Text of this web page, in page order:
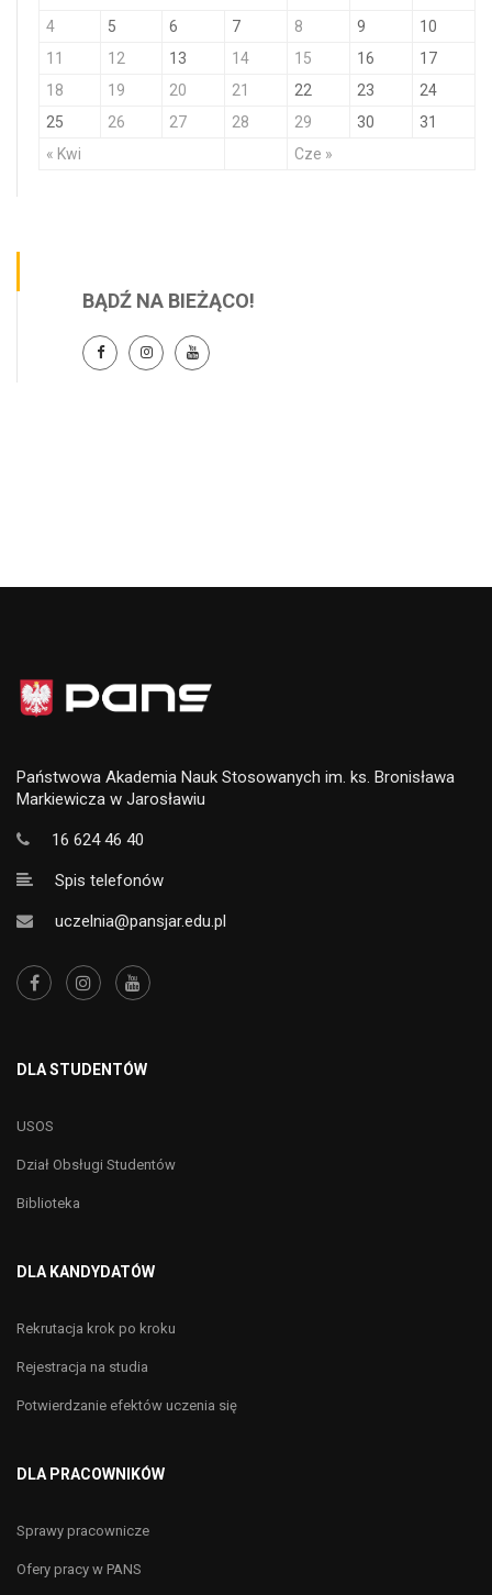
« Kwi Cze »
4
5 6 7 8 9
10
11
12 13 14 15 16
17
18
19 20 21 22 23
24
25
26 27 28 29 30 31
BĄDŹ NA BIEŻĄCO!
Państwowa Akademia Nauk Stosowanych im. ks. Bronisława
Markiewicza w Jarosławiu
16 624 46 40
Spis telefonów
uczelnia@pansjar.edu.pl
DLA STUDENTÓW
USOS
Dział Obsługi Studentów
Biblioteka
DLA KANDYDATÓW
Rekrutacja krok po kroku
Rejestracja na studia
Potwierdzanie efektów uczenia się
DLA PRACOWNIKÓW
Sprawy pracownicze
Ofery pracy w PANS